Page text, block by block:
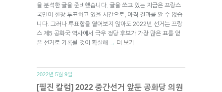
을 분석한 글을 준비했습니다. 글을 쓰고 있는 지금은 프랑스
국민이 한창 투표하고 있을 시간으로, 아직 결과를 알 수 없습
니다. 그러나 투표함을 열어보지 않아도 2022년 선거는 프랑
스 제5 공화국 역사에서 극우 정당 후보가 가장 많은 표를 얻
은 선거로 기록될 것이 확실해 → 더 보기
2022년 5월 9일.
[필진 칼럼] 2022 중간선거 앞둔 공화당 의원